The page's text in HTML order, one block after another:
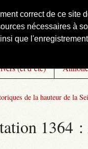
correct de ce
nécessaires à
que
Officiel
(et d’été)
de la hauteur de la
1364